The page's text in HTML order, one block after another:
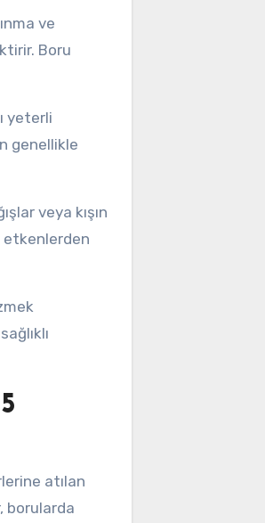
ve
Boru
yeterli
genellikle
veya kışın
etkenlerden
atılan
borularda